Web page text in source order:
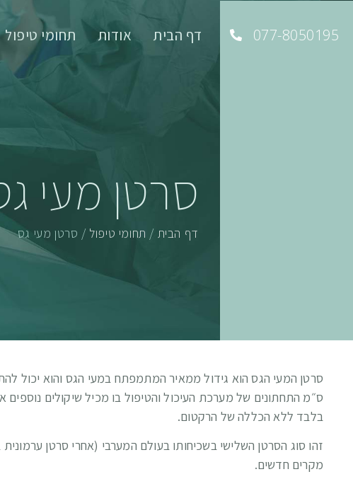
077-8050195 דף הבית אודות תחומי טיפול
סרטן מעי
דף הבית / תחומי טיפול / סרטן מעי גס
ס״מ התחתונים של מערכת העיכול והטיפול בו מכיל שיקולים
בלבד ללא הכללה של הרקטום.
זהו סוג הסרטן השלישי בשכיחותו בעולם המערבי (אחרי סרטן
מקרים חדשים.